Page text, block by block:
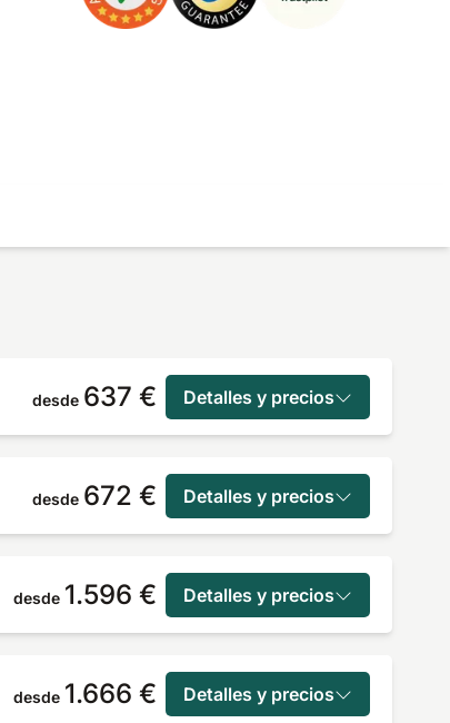
desde 637 € Detalles y precios
desde 672 € Detalles y precios
desde 1.596 € Detalles y precios
desde 1.666 € Detalles y precios